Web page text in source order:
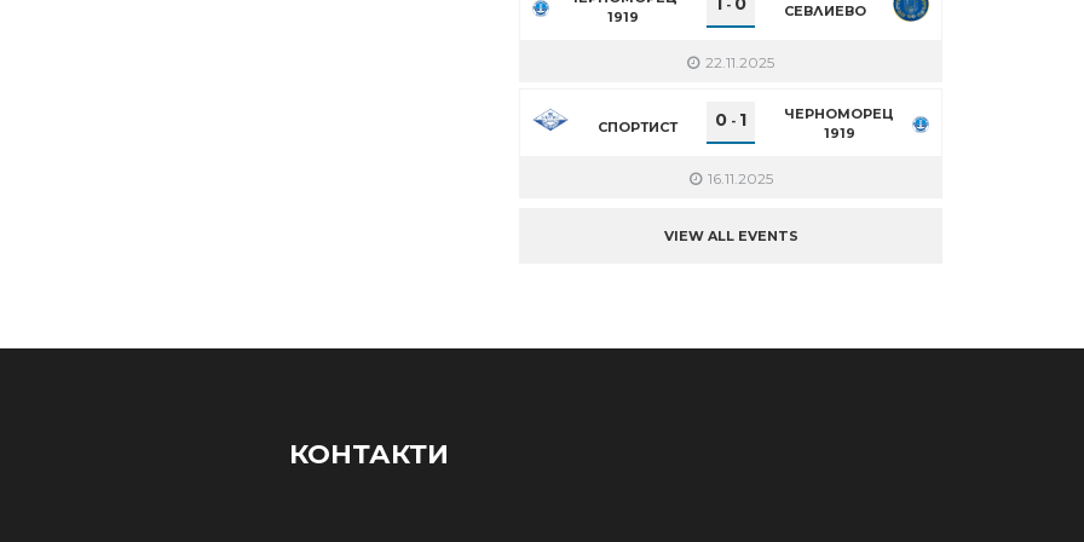
1919
- СЕВЛИЕВО
22.11.2025
СПОРТИСТ 0 - 1
ЧЕРНОМОРЕЦ
1919
16.11.2025
VIEW ALL EVENTS
КОНТАКТИ